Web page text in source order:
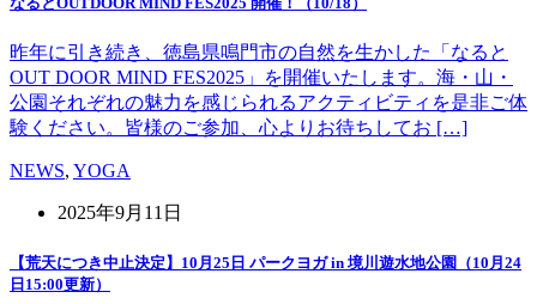
昨年に引き続き、徳島県鳴門市の自然を生かした「なると
OUT DOOR MIND FES2025」を開催いたします。海・山・
公園それぞれの魅力を感じられるアクティビティを是非ご体
験ください。皆様のご参加、心よりお待ちしてお […]
NEWS, YOGA
2025年9月11日
【荒天につき中止決定】10月25日 パークヨガ in 境川遊水地公園（10月24
日15:00更新）